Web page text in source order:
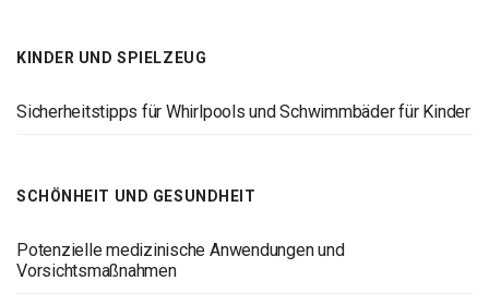
KINDER UND SPIELZEUG
Sicherheitstipps für Whirlpools und Schwimmbäder für Kinder
SCHÖNHEIT UND GESUNDHEIT
Potenzielle medizinische Anwendungen und
Vorsichtsmaßnahmen